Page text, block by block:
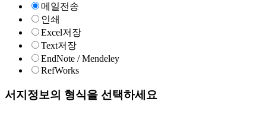
메일전송
인쇄
Excel저장
Text저장
EndNote / Mendeley
RefWorks
서지정보의 형식을 선택하세요